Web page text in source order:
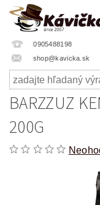
0905488198
shop@kavicka.sk
BARZZUZ
200G